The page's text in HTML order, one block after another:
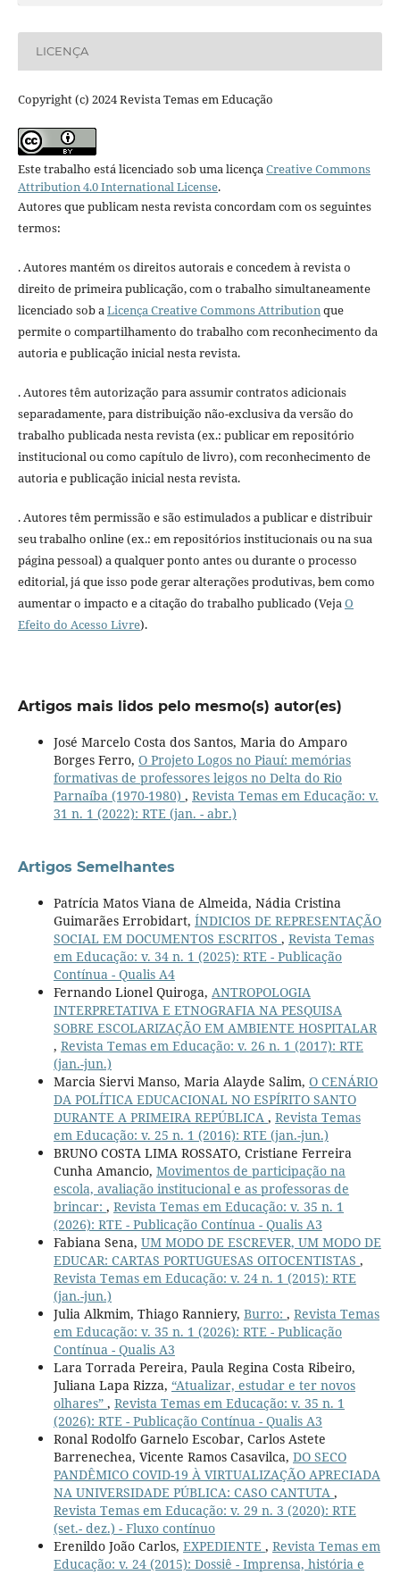
LICENÇA
Copyright (c) 2024 Revista Temas em Educação
Este trabalho está licenciado sob uma licençaCreative Commons
Attribution 4.0 International License.
Autores que publicam nesta revista concordam com os seguintes
termos:
. Autores mantém os direitos autorais e concedem à revista o
direito de primeira publicação, com o trabalho simultaneamente
licenciado sob aLicença Creative Commons Attributionque
permite o compartilhamento do trabalho com reconhecimento da
autoria e publicação inicial nesta revista.
. Autores têm autorização para assumir contratos adicionais
separadamente, para distribuição não-exclusiva da versão do
trabalho publicada nesta revista (ex.: publicar em repositório
institucional ou como capítulo de livro), com reconhecimento de
autoria e publicação inicial nesta revista.
. Autores têm permissão e são estimulados a publicar e distribuir
seu trabalho online (ex.: em repositórios institucionais ou na sua
página pessoal) a qualquer ponto antes ou durante o processo
editorial, já que isso pode gerar alterações produtivas, bem como
aumentar o impacto e a citação do trabalho publicado (VejaO
Efeito do Acesso Livre).
Artigos mais lidos pelo mesmo(s) autor(es)
José Marcelo Costa dos Santos, Maria do Amparo
Borges Ferro, O Projeto Logos no Piauí: memórias
formativas de professores leigos no Delta do Rio
Parnaíba (1970-1980) , Revista Temas em Educação: v.
31 n. 1 (2022): RTE (jan. - abr.)
Artigos Semelhantes
Patrícia Matos Viana de Almeida, Nádia Cristina
Guimarães Errobidart, ÍNDICIOS DE REPRESENTAÇÃO
SOCIAL EM DOCUMENTOS ESCRITOS , Revista Temas
em Educação: v. 34 n. 1 (2025): RTE - Publicação
Contínua - Qualis A4
Fernando Lionel Quiroga, ANTROPOLOGIA
INTERPRETATIVA E ETNOGRAFIA NA PESQUISA
SOBRE ESCOLARIZAÇÃO EM AMBIENTE HOSPITALAR
, Revista Temas em Educação: v. 26 n. 1 (2017): RTE
(jan.-jun.)
Marcia Siervi Manso, Maria Alayde Salim, O CENÁRIO
DA POLÍTICA EDUCACIONAL NO ESPÍRITO SANTO
DURANTE A PRIMEIRA REPÚBLICA , Revista Temas
em Educação: v. 25 n. 1 (2016): RTE (jan.-jun.)
BRUNO COSTA LIMA ROSSATO, Cristiane Ferreira
Cunha Amancio, Movimentos de participação na
escola, avaliação institucional e as professoras de
brincar: , Revista Temas em Educação: v. 35 n. 1
(2026): RTE - Publicação Contínua - Qualis A3
Fabiana Sena, UM MODO DE ESCREVER, UM MODO DE
EDUCAR: CARTAS PORTUGUESAS OITOCENTISTAS ,
Revista Temas em Educação: v. 24 n. 1 (2015): RTE
(jan.-jun.)
Julia Alkmim, Thiago Ranniery, Burro: , Revista Temas
em Educação: v. 35 n. 1 (2026): RTE - Publicação
Contínua - Qualis A3
Lara Torrada Pereira, Paula Regina Costa Ribeiro,
Juliana Lapa Rizza, “Atualizar, estudar e ter novos
olhares” , Revista Temas em Educação: v. 35 n. 1
(2026): RTE - Publicação Contínua - Qualis A3
Ronal Rodolfo Garnelo Escobar, Carlos Astete
Barrenechea, Vicente Ramos Casavilca, DO SECO
PANDÊMICO COVID-19 À VIRTUALIZAÇÃO APRECIADA
NA UNIVERSIDADE PÚBLICA: CASO CANTUTA ,
Revista Temas em Educação: v. 29 n. 3 (2020): RTE
(set.- dez.) - Fluxo contínuo
Erenildo João Carlos, EXPEDIENTE , Revista Temas em
Educação: v. 24 (2015): Dossiê - Imprensa, história e